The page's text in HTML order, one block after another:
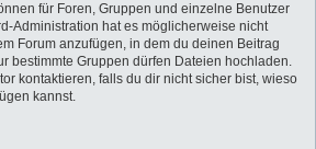
für Foren, Gruppen und einzelne Benutzer
Administration hat es möglicherweise nicht
Forum anzufügen, in dem du deinen Beitrag
bestimmte Gruppen dürfen Dateien hochladen.
kontaktieren, falls du dir nicht sicher bist, wieso
kannst.